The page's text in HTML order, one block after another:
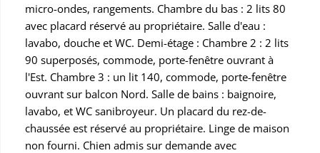
micro-ondes, rangements. Chambre du bas : 2 lits 80
avec placard réservé au propriétaire. Salle d'eau :
lavabo, douche et WC. Demi-étage : Chambre 2 : 2 lits
90 superposés, commode, porte-fenêtre ouvrant à
l'Est. Chambre 3 : un lit 140, commode, porte-fenêtre
ouvrant sur balcon Nord. Salle de bains : baignoire,
lavabo, et WC sanibroyeur. Un placard du rez-de-
chaussée est réservé au propriétaire. Linge de maison
non fourni. Chien admis sur demande avec